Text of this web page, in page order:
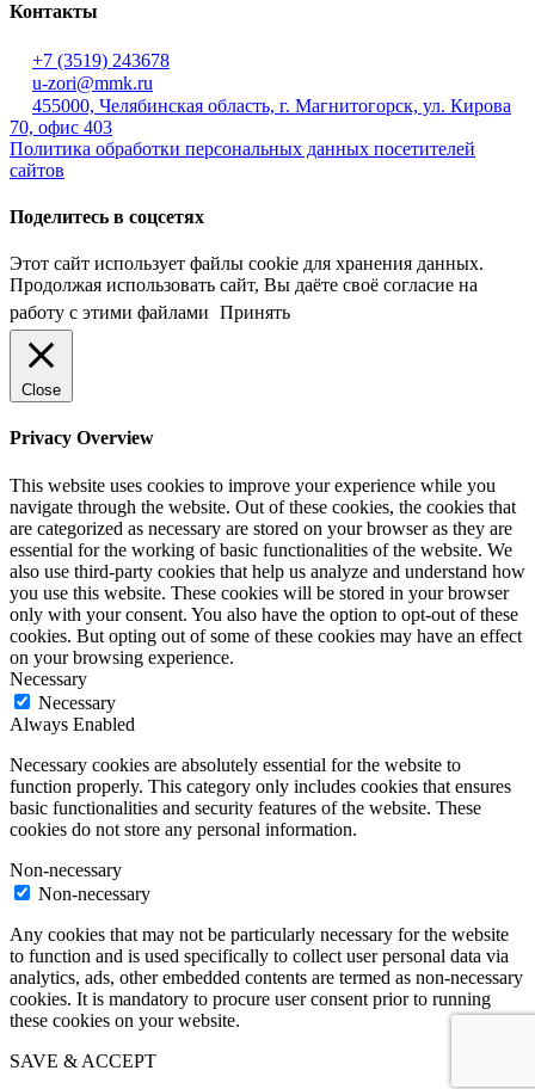
Контакты
+7 (3519) 243678
u-zori@mmk.ru
455000, Челябинская область, г. Магнитогорск, ул. Кирова
70, офис 403
Политика обработки персональных данных посетителей
сайтов
Поделитесь в соцсетях
Этот сайт использует файлы cookie для хранения данных.
Продолжая использовать сайт, Вы даёте своё согласие на
работу с этими файлами Принять
Close
Privacy Overview
This website uses cookies to improve your experience while you
navigate through the website. Out of these cookies, the cookies that
are categorized as necessary are stored on your browser as they are
essential for the working of basic functionalities of the website. We
also use third-party cookies that help us analyze and understand how
you use this website. These cookies will be stored in your browser
only with your consent. You also have the option to opt-out of these
cookies. But opting out of some of these cookies may have an effect
on your browsing experience.
Necessary
Necessary
Always Enabled
Necessary cookies are absolutely essential for the website to
function properly. This category only includes cookies that ensures
basic functionalities and security features of the website. These
cookies do not store any personal information.
Non-necessary
Non-necessary
Any cookies that may not be particularly necessary for the website
to function and is used specifically to collect user personal data via
analytics, ads, other embedded contents are termed as non-necessary
cookies. It is mandatory to procure user consent prior to running
these cookies on your website.
SAVE & ACCEPT